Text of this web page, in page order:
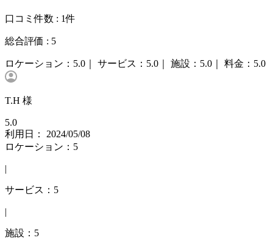
口コミ件数 : 1件
総合評価 : 5
ロケーション： 5.0｜ サービス： 5.0｜ 施設： 5.0｜ 料金： 5.0
T.H 様
5.0
利用日： 2024/05/08
ロケーション：5
|
サービス：5
|
施設：5